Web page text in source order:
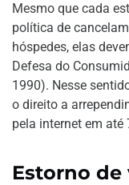
Mesmo que cada
política de
hóspedes, elas
Defesa do
1990). Nesse
o direito a
pela internet em até
Estorno de